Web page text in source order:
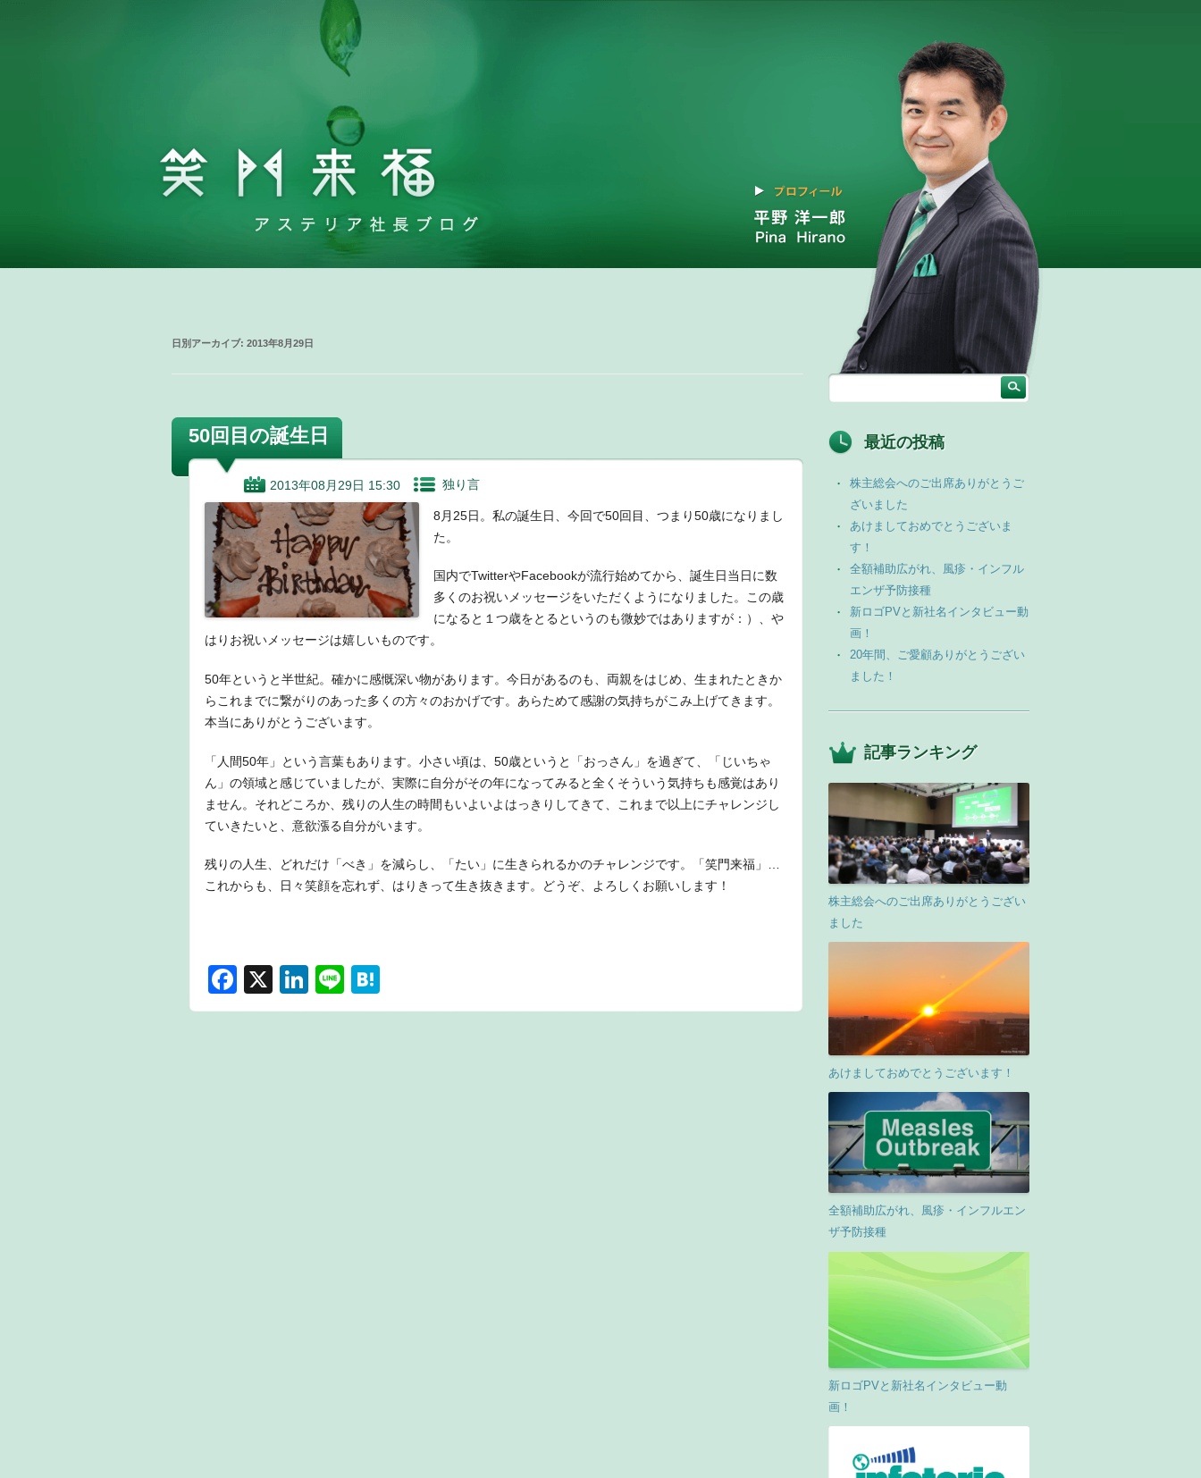
日別アーカイブ: 2013年8月29日
50回目の誕生日
2013年08月29日 15:30 独り言
8月25日。私の誕生日、今回で50回目、つまり50歳になりまし
た。
国内でTwitterやFacebookが流行始めてから、誕生日当日に数
多くのお祝いメッセージをいただくようになりました。この歳
になると１つ歳をとるというのも微妙ではありますが：）、や
はりお祝いメッセージは嬉しいものです。
50年というと半世紀。確かに感慨深い物があります。今日があるのも、両親をはじめ、生まれたときか
らこれまでに繋がりのあった多くの方々のおかげです。あらためて感謝の気持ちがこみ上げてきます。
本当にありがとうございます。
「人間50年」という言葉もあります。小さい頃は、50歳というと「おっさん」を過ぎて、「じいちゃ
ん」の領域と感じていましたが、実際に自分がその年になってみると全くそういう気持ちも感覚はあり
ません。それどころか、残りの人生の時間もいよいよはっきりしてきて、これまで以上にチャレンジし
ていきたいと、意欲漲る自分がいます。
残りの人生、どれだけ「べき」を減らし、「たい」に生きられるかのチャレンジです。「笑門来福」…
これからも、日々笑顔を忘れず、はりきって生き抜きます。どうぞ、よろしくお願いします！
F
a
X
Li
n
Li
n
at
最近の投稿
株主総会へのご出席ありがとうご
ざいました
あけましておめでとうございま
す！
全額補助広がれ、風疹・インフル
エンザ予防接種
新ロゴPVと新社名インタビュー動
画！
20年間、ご愛顧ありがとうござい
ました！
記事ランキング
株主総会へのご出席ありがとうござい
ました
あけましておめでとうございます！
全額補助広がれ、風疹・インフルエン
ザ予防接種
新ロゴPVと新社名インタビュー動
画！